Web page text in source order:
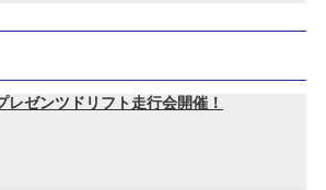
のお知らせ
せ
レゼンツドリフト走行会開催！